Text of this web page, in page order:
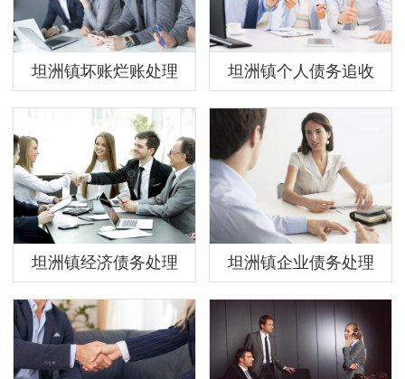
坦洲镇坏账烂账处理 坦洲镇个人债务追收
坦洲镇经济债务处理 坦洲镇企业债务处理